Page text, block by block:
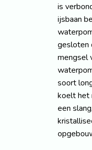
is
ijsbaan
gesloten
mengsel
soort
koelt het
een